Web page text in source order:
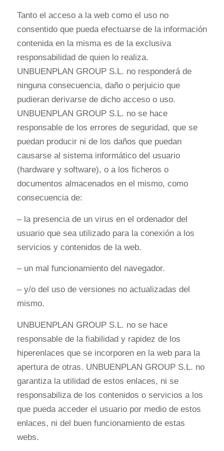
Tanto el acceso a la web como el uso no
consentido que pueda efectuarse de la información
contenida en la misma es de la exclusiva
responsabilidad de quien lo realiza.
UNBUENPLAN GROUP S.L. no responderá de
ninguna consecuencia, daño o perjuicio que
pudieran derivarse de dicho acceso o uso.
UNBUENPLAN GROUP S.L. no se hace
responsable de los errores de seguridad, que se
puedan producir ni de los daños que puedan
causarse al sistema informático del usuario
(hardware y software), o a los ficheros o
documentos almacenados en el mismo, como
consecuencia de:
– la presencia de un virus en el ordenador del
usuario que sea utilizado para la conexión a los
servicios y contenidos de la web.
– un mal funcionamiento del navegador.
– y/o del uso de versiones no actualizadas del
mismo.
UNBUENPLAN GROUP S.L. no se hace
responsable de la fiabilidad y rapidez de los
hiperenlaces que se incorporen en la web para la
apertura de otras. UNBUENPLAN GROUP S.L. no
garantiza la utilidad de estos enlaces, ni se
responsabiliza de los contenidos o servicios a los
que pueda acceder el usuario por medio de estos
enlaces, ni del buen funcionamiento de estas
webs.